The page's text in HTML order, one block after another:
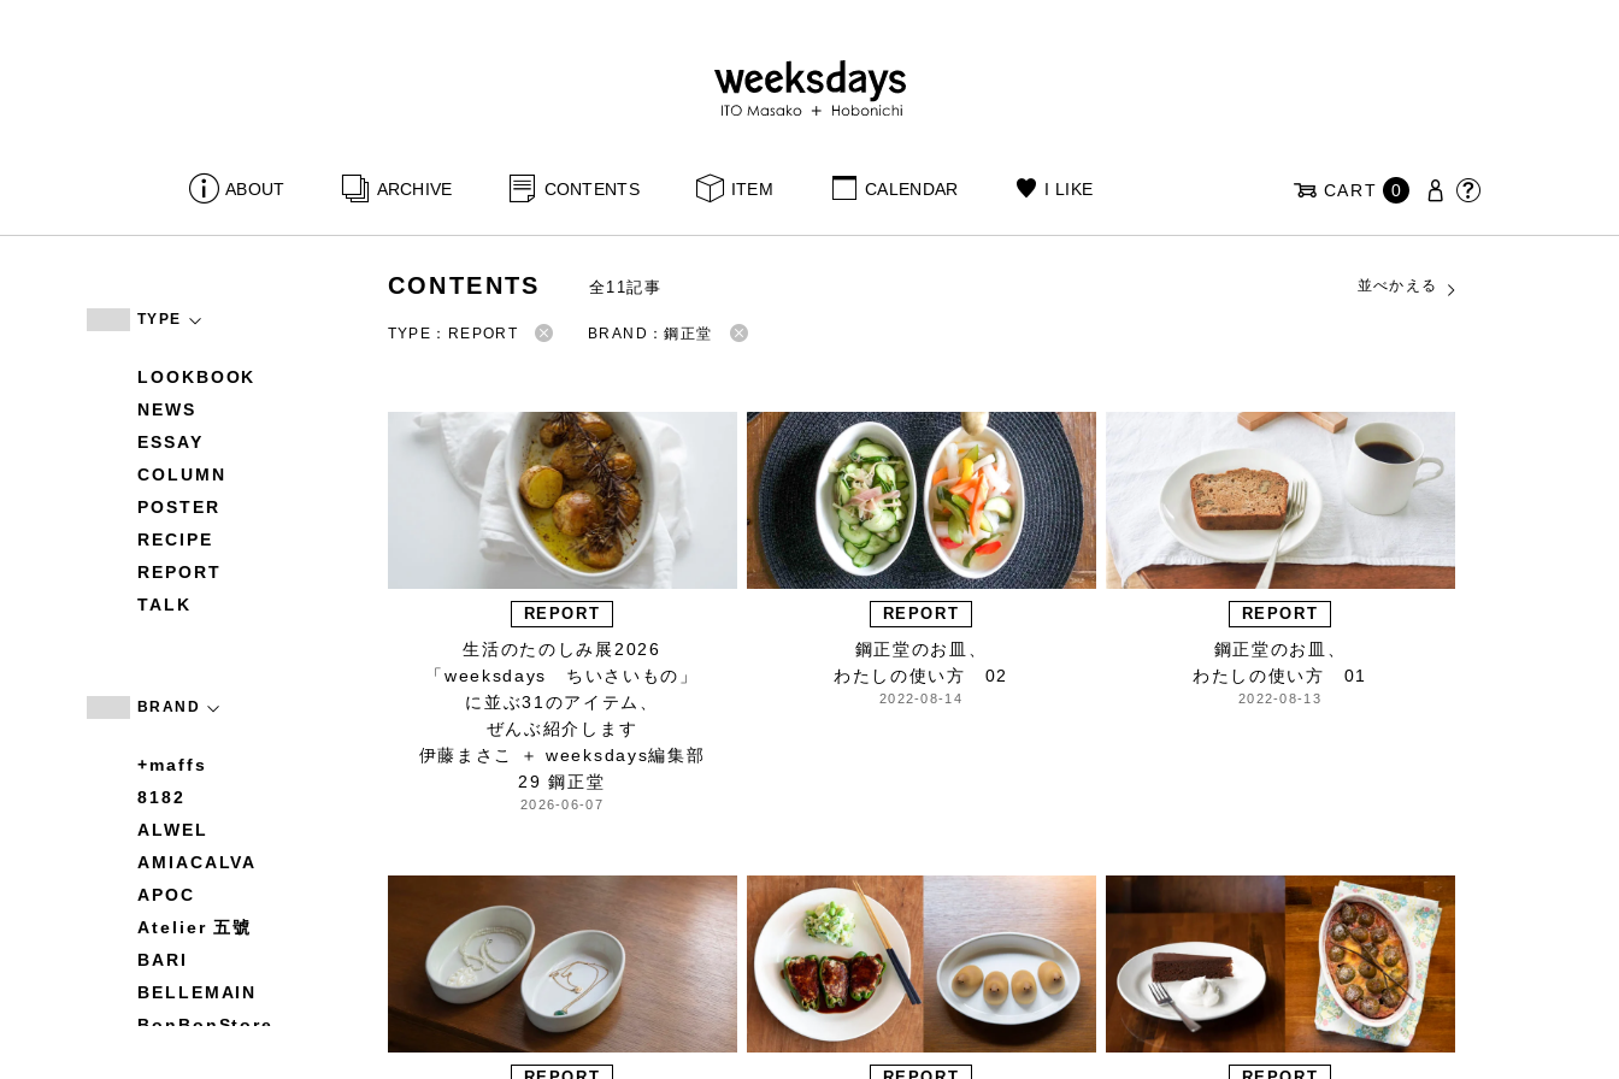
ABOUT ARCHIVE CONTENTS ITEM CALENDAR I LIKE CART 0
TYPE
LOOKBOOK
NEWS
ESSAY
COLUMN
POSTER
RECIPE
REPORT
TALK
BRAND
+maffs
8182
ALWEL
AMIACALVA
APOC
Atelier 五號
BARI
BELLEMAIN
BonBonStore
CONTENTS 全11記事 並べかえる
TYPE：REPORT BRAND：鋼正堂
REPORT
生活のたのしみ展2026
「weeksdays ちいさいもの」
に並ぶ31のアイテム、
ぜんぶ紹介します
伊藤まさこ ＋ weeksdays編集部
29 鋼正堂
2026-06-07
REPORT
鋼正堂のお皿、
わたしの使い方 02
2022-08-14
REPORT
鋼正堂のお皿、
わたしの使い方 01
2022-08-13